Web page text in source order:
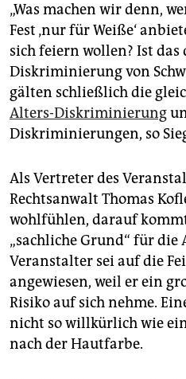
„Was machen wir denn,
Fest ‚nur für Weiße‘
sich feiern wollen? Ist das
Diskriminierung von
gälten schließlich die
Alters-Diskriminierung
Diskriminierungen, so
Als Vertreter des
Rechtsanwalt Thomas
wohlfühlen, darauf kommt
„sachliche Grund“ für die
Veranstalter sei auf die
angewiesen, weil er ein
Risiko auf sich nehme.
nicht so willkürlich wie
nach der Hautfarbe.